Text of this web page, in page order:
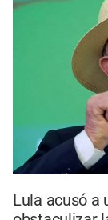
Lula acusó a